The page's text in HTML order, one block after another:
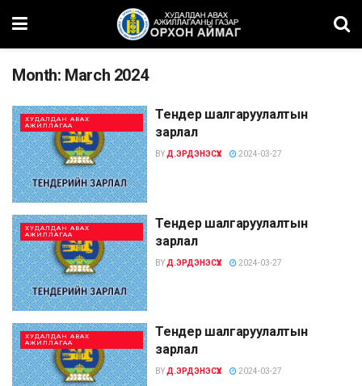
Month: March 2024
ХУДАЛДАН АВАХ
АЖИЛЛАГАА
Тендер шалгаруулалтын
зарлал
BY Д.ЭРДЭНЭСҮХ 2024-03-27
ХУДАЛДАН АВАХ
АЖИЛЛАГАА
Тендер шалгаруулалтын
зарлал
BY Д.ЭРДЭНЭСҮХ 2024-03-27
ХУДАЛДАН АВАХ
АЖИЛЛАГАА
Тендер шалгаруулалтын
зарлал
BY Д.ЭРДЭНЭСҮХ 2024-03-27